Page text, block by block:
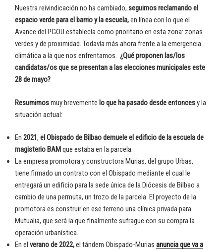
Nuestra reivindicación no ha cambiado, seguimos reclamando el
espacio verde para el barrio y la escuela,en línea con lo que el
Avance del PGOU establecía como prioritario en esta zona: zonas
verdes y de proximidad. Todavía más ahora frente a la emergencia
climática a la que nos enfrentamos. ¿Qué proponen las/los
candidatas/os que se presentan a las elecciones municipales este
28 de mayo?
Resumimosmuy brevemente lo que ha pasado desde entoncesy la
situación actual:
En 2021 , el Obispado de Bilbao demuele el edificio de la escuela de
magisterio BAM que estaba en la parcela.
La empresa promotora y constructora Murias, del grupo Urbas,
tiene firmado un contrato con el Obispado mediante el cual le
entregará un edificio para la sede única de la Diócesis de Bilbao a
cambio de una permuta, un trozo de la parcela. El proyecto de la
promotora es construir en ese terreno una clínica privada para
Mutualia, que será la que finalmente sufrague con su compra la
operación urbanística.
En el verano de 2022,el tándem Obispado-Murias anuncia que va a